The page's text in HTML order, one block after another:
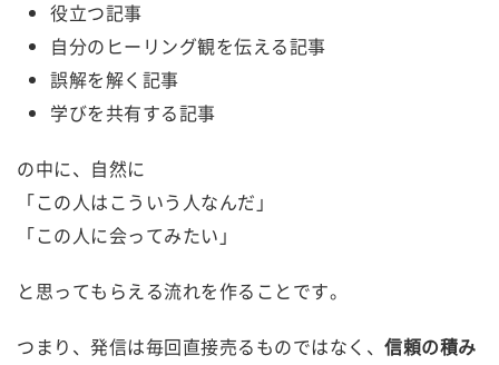
役立つ記事
自分のヒーリング観を伝える記事
誤解を解く記事
学びを共有する記事
の中に、自然に
「この人はこういう人なんだ」
「この人に会ってみたい」
と思ってもらえる流れを作ることです。
つまり、発信は毎回直接売るものではなく、 信頼の積み